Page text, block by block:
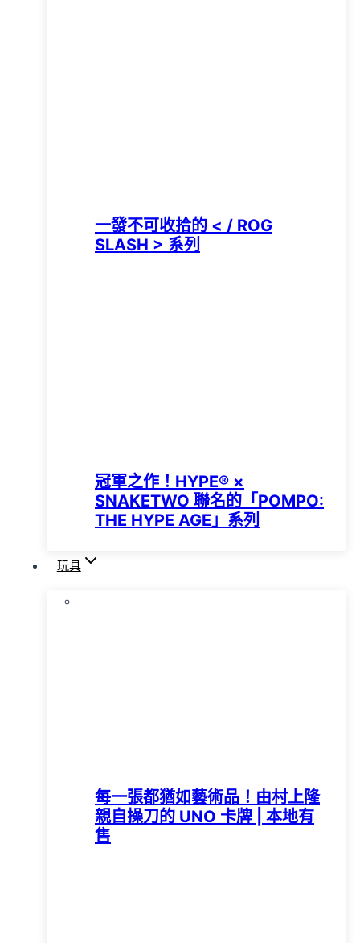
一發不可收拾的 < / ROG
SLASH > 系列
冠軍之作！HYPE®️ ×
SNAKETWO 聯名的「POMPO:
THE HYPE AGE」系列
玩具
每一張都猶如藝術品！由村上隆
親自操刀的 UNO 卡牌 | 本地有
售